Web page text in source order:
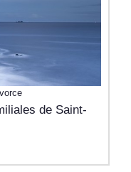
de Saint-